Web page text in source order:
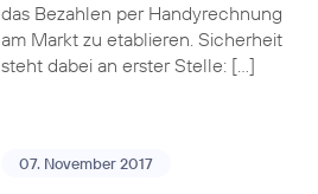
das Bezahlen per Handyrechnung
am Markt zu etablieren. Sicherheit
steht dabei an erster Stelle: […]
07. November 2017